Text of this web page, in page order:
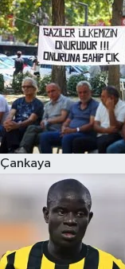
Çankaya